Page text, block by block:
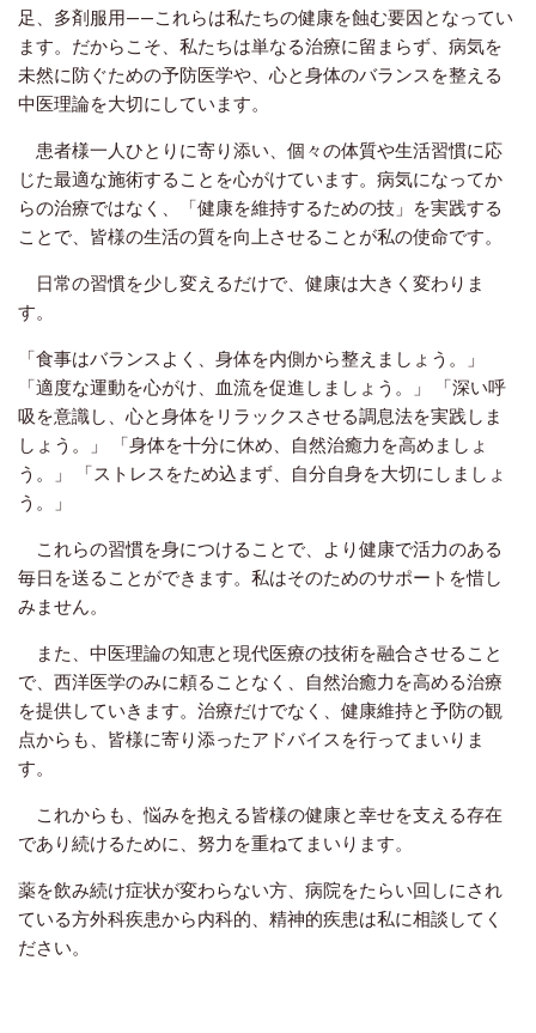
足、多剤服用——これらは私たちの健康を蝕む要因となってい
ます。だからこそ、私たちは単なる治療に留まらず、病気を
未然に防ぐための予防医学や、心と身体のバランスを整える
中医理論を大切にしています。
患者様一人ひとりに寄り添い、個々の体質や生活習慣に応
じた最適な施術することを心がけています。病気になってか
らの治療ではなく、「健康を維持するための技」を実践する
ことで、皆様の生活の質を向上させることが私の使命です。
日常の習慣を少し変えるだけで、健康は大きく変わりま
す。
「食事はバランスよく、身体を内側から整えましょう。」
「適度な運動を心がけ、血流を促進しましょう。」 「深い呼
吸を意識し、心と身体をリラックスさせる調息法を実践しま
しょう。」 「身体を十分に休め、自然治癒力を高めましょ
う。」 「ストレスをため込まず、自分自身を大切にしましょ
う。」
これらの習慣を身につけることで、より健康で活力のある
毎日を送ることができます。私はそのためのサポートを惜し
みません。
また、中医理論の知恵と現代医療の技術を融合させること
で、西洋医学のみに頼ることなく、自然治癒力を高める治療
を提供していきます。治療だけでなく、健康維持と予防の観
点からも、皆様に寄り添ったアドバイスを行ってまいりま
す。
これからも、悩みを抱える皆様の健康と幸せを支える存在
であり続けるために、努力を重ねてまいります。
薬を飲み続け症状が変わらない方、病院をたらい回しにされ
ている方外科疾患から内科的、精神的疾患は私に相談してく
ださい。